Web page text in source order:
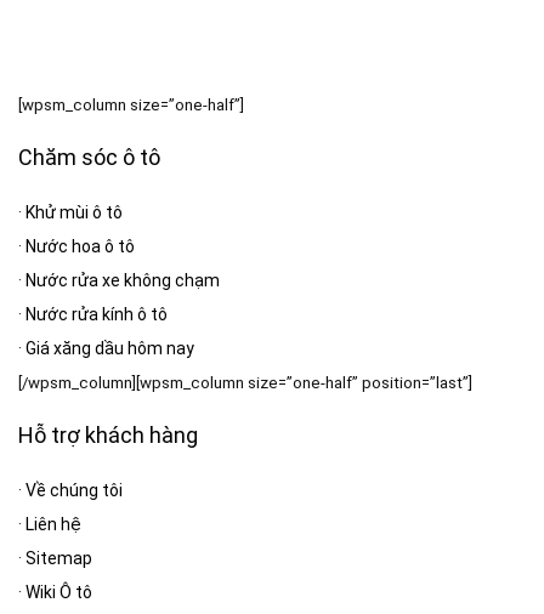
[wpsm_column size=”one-half”]
Chăm sóc ô tô
· Khử mùi ô tô
· Nước hoa ô tô
· Nước rửa xe không chạm
· Nước rửa kính ô tô
· Giá xăng dầu hôm nay
[/wpsm_column][wpsm_column size=”one-half” position=”last”]
Hỗ trợ khách hàng
· Về chúng tôi
· Liên hệ
· Sitemap
· Wiki Ô tô